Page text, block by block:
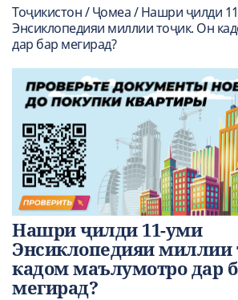
Тоҷикистон / Ҷомеа / Нашри ҷилди
Энсиклопедияи миллии тоҷик. Он
дар бар мегирад?
Нашри ҷилди 11-уми
Энсиклопедияи миллии
кадом маълумотро дар
мегирад?